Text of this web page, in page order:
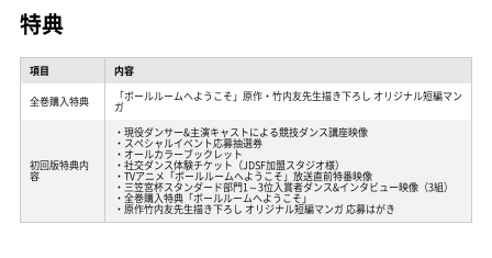
特典
項目 内容
全巻購入特典 「ボールルームへようこそ」原作・竹内友先生描き下ろし オリジナル短編マン
ガ
初回版特典内
容
・現役ダンサー&主演キャストによる競技ダンス講座映像
・スペシャルイベント応募抽選券
・オールカラーブックレット
・社交ダンス体験チケット（JDSF加盟スタジオ様）
・TVアニメ「ボールルームへようこそ」放送直前特番映像
・三笠宮杯スタンダード部門1～3位入賞者ダンス&インタビュー映像（3組）
・全巻購入特典「ボールルームへようこそ」
・原作竹内友先生描き下ろし オリジナル短編マンガ 応募はがき